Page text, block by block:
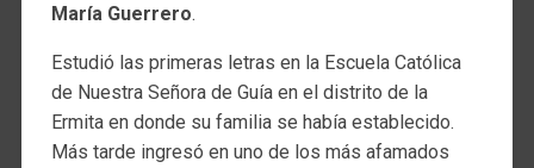
María Guerrero.
Estudió las primeras letras en la Escuela Católica
de Nuestra Señora de Guía en el distrito de la
Ermita en donde su familia se había establecido.
Más tarde ingresó en uno de los más afamados